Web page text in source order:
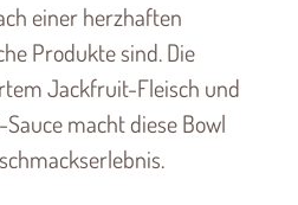
einer herzhaften
Produkte sind. Die
Jackfruit-Fleisch und
macht diese Bowl